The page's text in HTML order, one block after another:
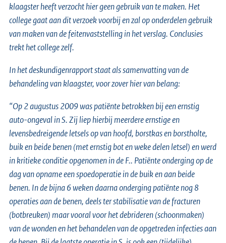
klaagster heeft verzocht hier geen gebruik van te maken. Het
college gaat aan dit verzoek voorbij en zal op onderdelen gebruik
van maken van de feitenvaststelling in het verslag. Conclusies
trekt het college zelf.
In het deskundigenrapport staat als samenvatting van de
behandeling van klaagster, voor zover hier van belang:
“Op 2 augustus 2009 was patiënte betrokken bij een ernstig
auto-ongeval in S. Zij liep hierbij meerdere ernstige en
levensbedreigende letsels op van hoofd, borstkas en borstholte,
buik en beide benen (met ernstig bot en weke delen letsel) en werd
in kritieke conditie opgenomen in de F.. Patiënte onderging op de
dag van opname een spoedoperatie in de buik en aan beide
benen. In de bijna 6 weken daarna onderging patiënte nog 8
operaties aan de benen, deels ter stabilisatie van de fracturen
(botbreuken) maar vooral voor het debrideren (schoonmaken)
van de wonden en het behandelen van de opgetreden infecties aan